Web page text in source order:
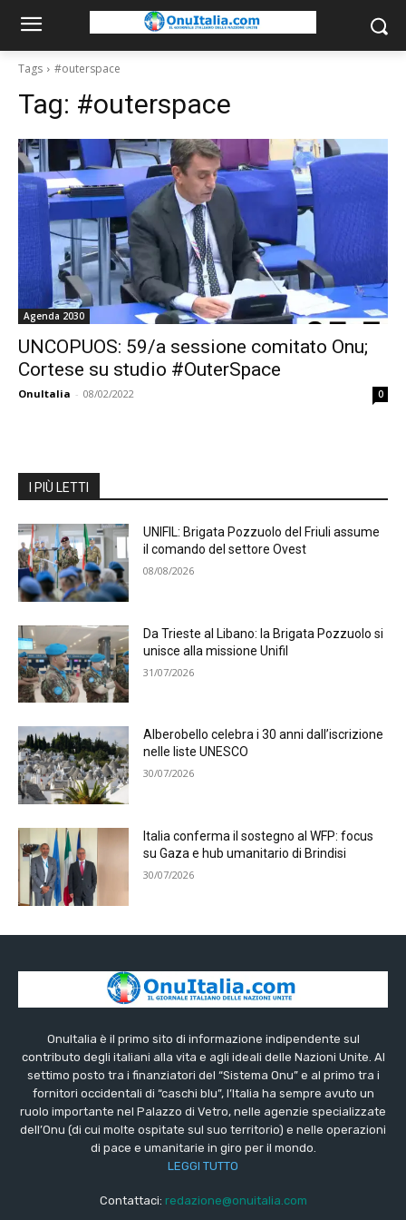
Tags #outerspace
Tag: #outerspace
Agenda 2030
UNCOPUOS: 59/a sessione comitato Onu;
Cortese su studio #OuterSpace
OnuItalia - 08/02/2022 0
I PIÙ LETTI
UNIFIL: Brigata Pozzuolo del Friuli assume
il comando del settore Ovest
08/08/2026
Da Trieste al Libano: la Brigata Pozzuolo si
unisce alla missione Unifil
31/07/2026
Alberobello celebra i 30 anni dall’iscrizione
nelle liste UNESCO
30/07/2026
Italia conferma il sostegno al WFP: focus
su Gaza e hub umanitario di Brindisi
30/07/2026
OnuItalia è il primo sito di informazione indipendente sul
contributo degli italiani alla vita e agli ideali delle Nazioni Unite. Al
settimo posto tra i finanziatori del “Sistema Onu” e al primo tra i
fornitori occidentali di “caschi blu”, l’Italia ha sempre avuto un
ruolo importante nel Palazzo di Vetro, nelle agenzie specializzate
dell’Onu (di cui molte ospitate sul suo territorio) e nelle operazioni
di pace e umanitarie in giro per il mondo.
LEGGI TUTTO
Contattaci: redazione@onuitalia.com